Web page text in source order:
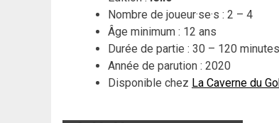
Nombre de joueur·se·s : 2 – 4
Âge minimum : 12 ans
Durée de partie : 30 – 120 minutes
Année de parution : 2020
Disponible chez La Caverne du